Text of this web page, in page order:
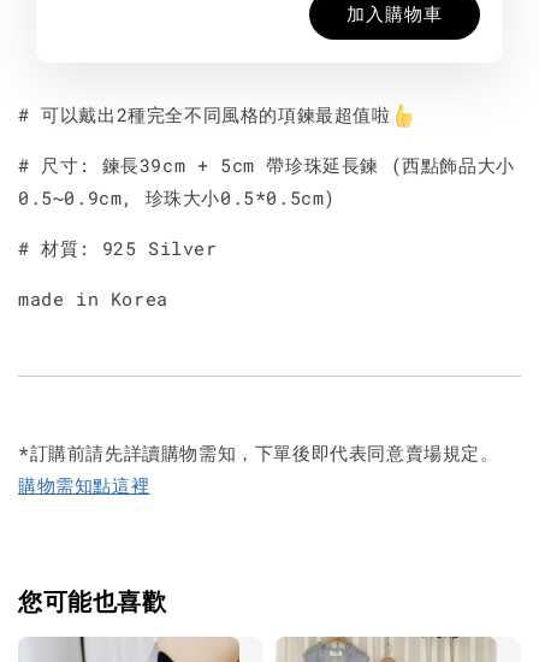
加入購物車
# 可以戴出2種完全不同風格的項鍊最超值啦
# 尺寸: 鍊長39cm + 5cm 帶珍珠延長鍊 (西點飾品大小
0.5~0.9cm, 珍珠大小0.5*0.5cm)
# 材質: 925 Silver
made in Korea
*訂購前請先詳讀購物需知，下單後即代表同意賣場規定。
購物需知點這裡
您可能也喜歡